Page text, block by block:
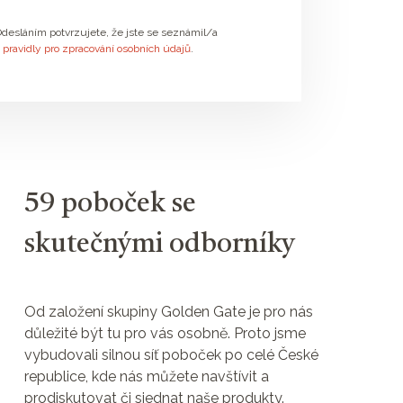
potvrzujete, že jste se seznámil/a
pravidly pro zpracování osobních údajů.
59 poboček se
skutečnými odborníky
Od založení skupiny Golden Gate je pro nás
důležité být tu pro vás osobně. Proto jsme
vybudovali silnou síť poboček po celé České
republice, kde nás můžete navštívit a
prodiskutovat či sjednat naše produkty.